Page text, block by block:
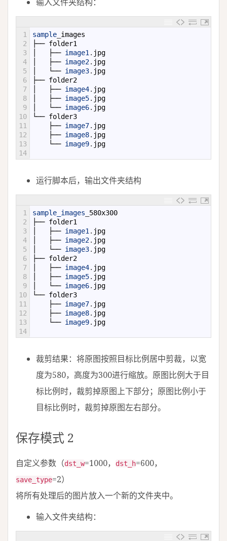
1
2
3
4
5
6
7
8
9
10
11
12
13
14
sample images
├── folder1
├── image1 . jpg
├── image2. jpg
└── image3. jpg
├── folder2
├── image4. jpg
├── image5. jpg
└── image6. jpg
└── folder3
├── image7. jpg
├── image8. jpg
└── image9. jpg
运行脚本后，输出文件夹结构
1
2
3
4
5
6
7
8
9
10
11
12
13
14
sample_images
580x300
├── folder1
├── image1 . jpg
├── image2. jpg
└── image3. jpg
├── folder2
├── image4. jpg
├── image5. jpg
└── image6. jpg
└── folder3
├── image7. jpg
├── image8. jpg
└── image9. jpg
裁剪结果：将原图按照目标比例居中剪裁，以宽
度为580，高度为300进行缩放。原图比例大于目
标比例时，裁剪掉原图上下部分；原图比例小于
目标比例时，裁剪掉原图左右部分。
保存模式 2
自定义参数（dst_w=1000， dst_h=600，
save_type=2）
将所有处理后的图片放入一个新的文件夹中。
输入文件夹结构：